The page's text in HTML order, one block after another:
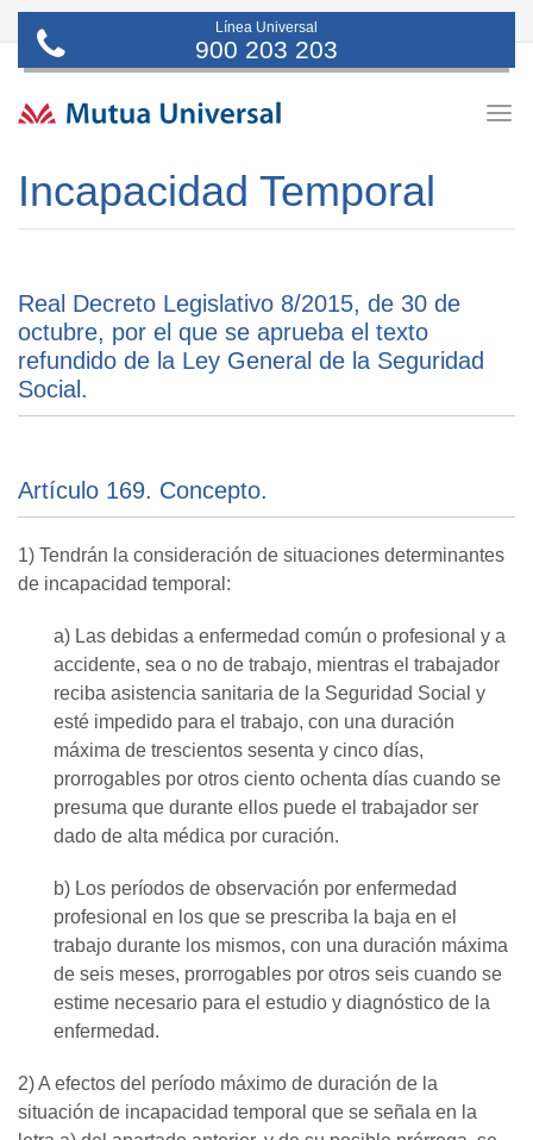
Línea Universal
900 203 203
Incapacidad Temporal
Real Decreto Legislativo 8/2015, de 30 de
octubre, por el que se aprueba el texto
refundido de la Ley General de la Seguridad
Social.
Artículo 169. Concepto.
1) Tendrán la consideración de situaciones determinantes
de incapacidad temporal:
a) Las debidas a enfermedad común o profesional y a
accidente, sea o no de trabajo, mientras el trabajador
reciba asistencia sanitaria de la Seguridad Social y
esté impedido para el trabajo, con una duración
máxima de trescientos sesenta y cinco días,
prorrogables por otros ciento ochenta días cuando se
presuma que durante ellos puede el trabajador ser
dado de alta médica por curación.
b) Los períodos de observación por enfermedad
profesional en los que se prescriba la baja en el
trabajo durante los mismos, con una duración máxima
de seis meses, prorrogables por otros seis cuando se
estime necesario para el estudio y diagnóstico de la
enfermedad.
2) A efectos del período máximo de duración de la
situación de incapacidad temporal que se señala en la